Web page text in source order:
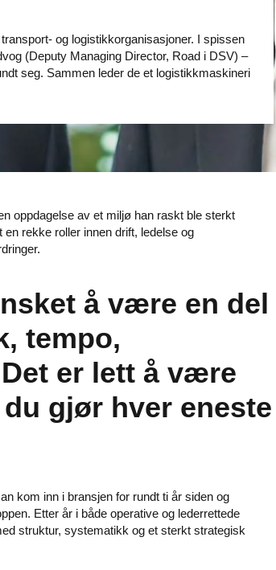
og logistikkorganisasjoner. I spissen
(Deputy Managing Director, Road i DSV) –
seg. Sammen leder de et logistikkmaskineri
oppdagelse av et miljø han raskt ble sterkt
rekke roller innen drift, ledelse og
å være en del
tempo,
er lett å være
gjør hver eneste
kom inn i bransjen for rundt ti år siden og
Etter år i både operative og lederrettede
struktur, systematikk og et sterkt strategisk